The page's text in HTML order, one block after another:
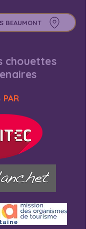
BEAUMONT
chouettes
PAR